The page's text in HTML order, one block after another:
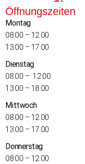
Öffnungszeiten
Montag
08.00 – 12.00
13.00 – 17.00
Dienstag
08.00 – 12.00
13.00 – 18.00
Mittwoch
08.00 – 12.00
13.00 – 17.00
Donnerstag
08.00 – 12.00